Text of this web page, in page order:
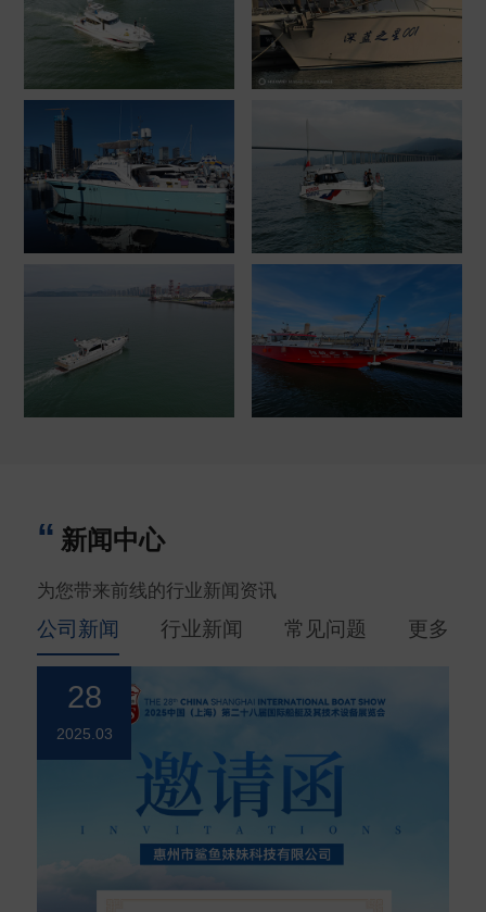
新闻中心
为您带来前线的行业新闻资讯
公司新闻 行业新闻 常见问题 更多
28
2025.03